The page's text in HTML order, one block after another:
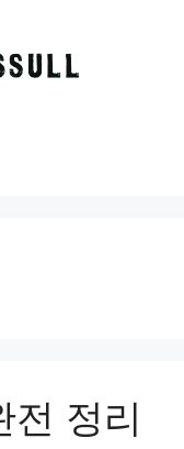
전 정리